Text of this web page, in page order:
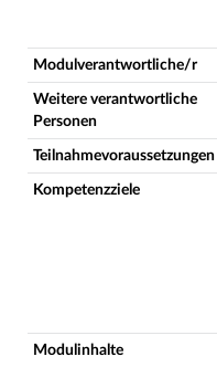
Modulverantwortliche/r
Weitere verantwortliche
Personen
Teilnahmevoraussetzungen
Kompetenzziele
Modulinhalte